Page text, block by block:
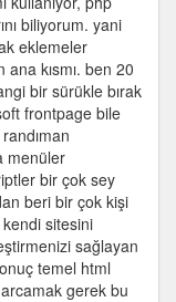
biliyorum. yani
eklemeler
kısmı. ben 20
bir sürükle bırak
frontpage bile
menüler
bir çok sey
beri bir çok kişi
sitesini
sağlayan
temel html
gerek bu